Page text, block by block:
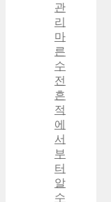
관
리
마
른
수
전
흔
적
에
서
부
터
알
수